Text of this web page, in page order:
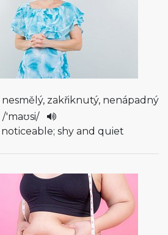
nesmělý, zakřiknutý, nenápadný
/'maʊsi/
shy and quiet